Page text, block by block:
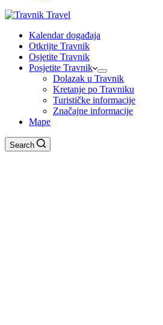
Kalendar događaja
Otkrijte Travnik
Osjetite Travnik
Posjetite Travnik
Dolazak u Travnik
Kretanje po Travniku
Turističke informacije
Značajne informacije
Mape
Search